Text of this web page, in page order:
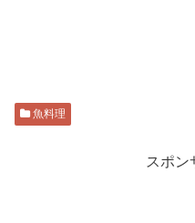
魚料理
スポン